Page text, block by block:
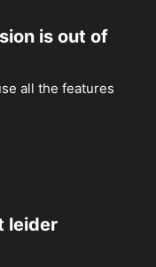
is out of
all the features
leider